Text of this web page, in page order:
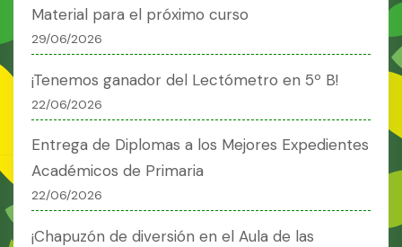
Material para el próximo curso
29/06/2026
¡Tenemos ganador del Lectómetro en 5º B!
22/06/2026
Entrega de Diplomas a los Mejores Expedientes
Académicos de Primaria
22/06/2026
¡Chapuzón de diversión en el Aula de las